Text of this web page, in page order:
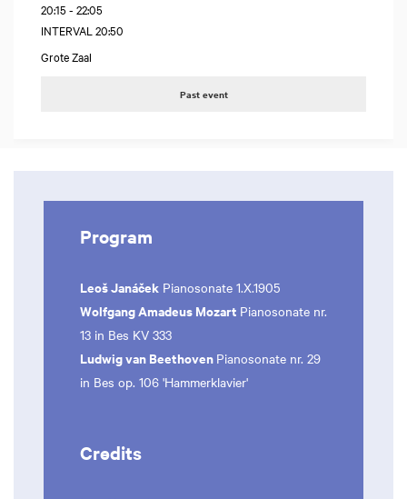
20:15 - 22:05
INTERVAL 20:50
Grote Zaal
Past event
Program
Leoš Janáček Pianosonate 1.X.1905
Wolfgang Amadeus Mozart Pianosonate nr.
13 in Bes KV 333
Ludwig van Beethoven Pianosonate nr. 29
in Bes op. 106 'Hammerklavier'
Credits